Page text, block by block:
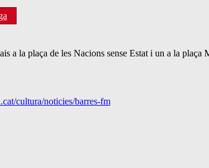
a la plaça de les Nacions sense Estat i un a la
cultura/noticies/barres-fm